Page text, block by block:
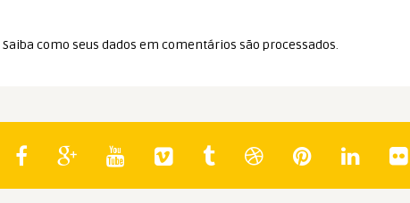
Saiba como seus dados em comentários são processados.